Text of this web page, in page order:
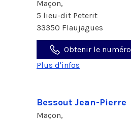
Maçon,
5 lieu-dit Peterit
33350 Flaujagues
Obtenir le numéro
Plus d'infos
Bessout Jean-Pierre
Maçon,